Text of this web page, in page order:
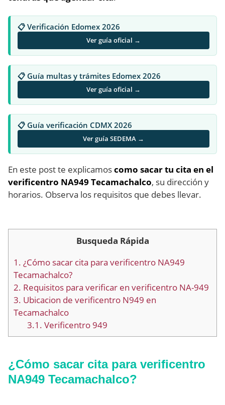
📋 Verificación Edomex 2026
Ver guía oficial →
📋 Guía multas y trámites Edomex 2026
Ver guía oficial →
📋 Guía verificación CDMX 2026
Ver guía SEDEMA →
En este post te explicamoscomo sacar tu cita en el
verificentro NA949 Tecamachalco, su dirección y
horarios. Observa los requisitos que debes llevar.
Busqueda Rápida
1. ¿Cómo sacar cita para verificentro NA949
Tecamachalco?
2. Requisitos para verificar en verificentro NA-949
3. Ubicacion de verificentro N949 en
Tecamachalco
3.1. Verificentro 949
¿Cómo sacar cita para verificentro
NA949 Tecamachalco?